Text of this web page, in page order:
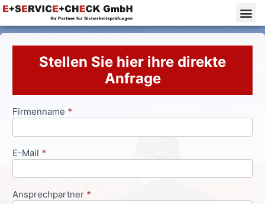
Stellen Sie hier ihre direkte
Anfrage
Anfrageformular
Firmenname *
E-Mail *
Ansprechpartner *